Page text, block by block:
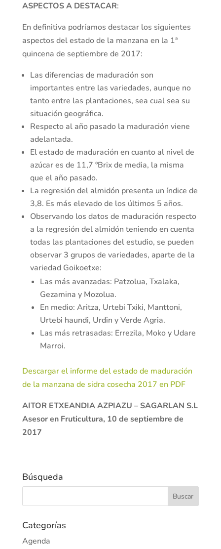
ASPECTOS A DESTACAR:
En definitiva podríamos destacar los siguientes
aspectos del estado de la manzana en la 1ª
quincena de septiembre de 2017:
Las diferencias de maduración son
importantes entre las variedades, aunque no
tanto entre las plantaciones, sea cual sea su
situación geográfica.
Respecto al año pasado la maduración viene
adelantada.
El estado de maduración en cuanto al nivel de
azúcar es de 11,7 ºBrix de media, la misma
que el año pasado.
La regresión del almidón presenta un índice de
3,8. Es más elevado de los últimos 5 años.
Observando los datos de maduración respecto
a la regresión del almidón teniendo en cuenta
todas las plantaciones del estudio, se pueden
observar 3 grupos de variedades, aparte de la
variedad Goikoetxe:
Las más avanzadas: Patzolua, Txalaka,
Gezamina y Mozolua.
En medio: Aritza, Urtebi Txiki, Manttoni,
Urtebi haundi, Urdin y Verde Agria.
Las más retrasadas: Errezila, Moko y Udare
Marroi.
Descargar el informe del estado de maduración
de la manzana de sidra cosecha 2017 en PDF
AITOR ETXEANDIA AZPIAZU – SAGARLAN S.L
Asesor en Fruticultura, 10 de septiembre de
2017
Búsqueda
Categorías
Agenda